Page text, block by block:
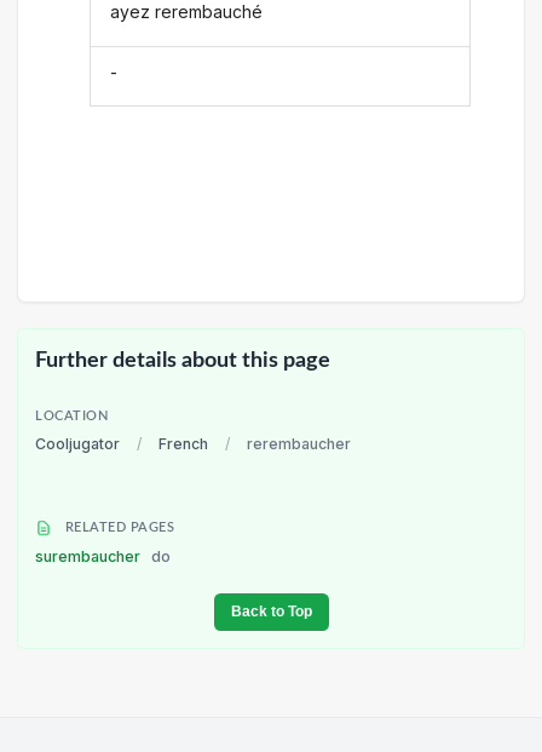
ayez rerembauché
-
Further details about this page
LOCATION
Cooljugator / French / rerembaucher
RELATED PAGES
surembaucher do
Back to Top